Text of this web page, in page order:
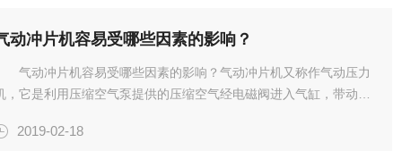
动冲片机容易受哪些因素的影响？
气动冲片机容易受哪些因素的影响？气动冲片机又称作气动压力
，它是利用压缩空气泵提供的压缩空气经电磁阀进入气缸，带动活
产生规定的变形而达到加工的目的。为了方便于客户的使用，在设
2019-02-18